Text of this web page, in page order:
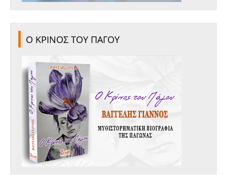
Ο ΚΡΙΝΟΣ ΤΟΥ ΠΑΓΟΥ